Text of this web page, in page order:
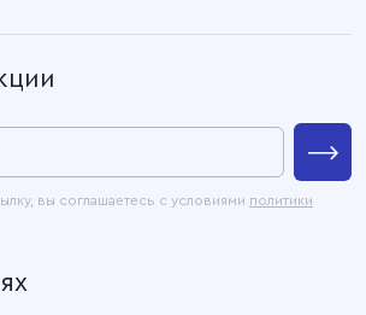
вы соглашаетесь с условиями политики